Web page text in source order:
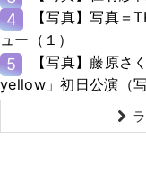
4
【写真】写真
ュー（１）
5
【写真】藤原
yellow」初日公演（写